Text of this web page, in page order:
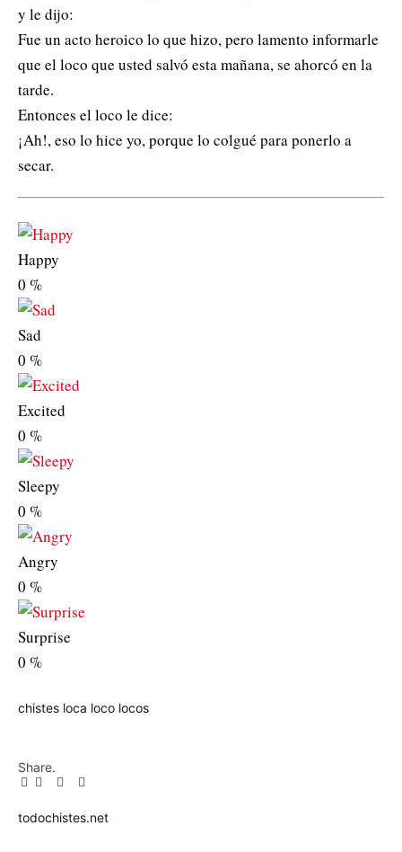
y le dijo:
Fue un acto heroico lo que hizo, pero lamento informarle
que el loco que usted salvó esta mañana, se ahorcó en la
tarde.
Entonces el loco le dice:
¡Ah!, eso lo hice yo, porque lo colgué para ponerlo a
secar.
Happy
0 %
Sad
0 %
Excited
0 %
Sleepy
0 %
Angry
0 %
Surprise
0 %
chistes loca loco locos
Share.
Facebook
TwitterPinterest
LinkedIn
Tumblr
Email
todochistes.net